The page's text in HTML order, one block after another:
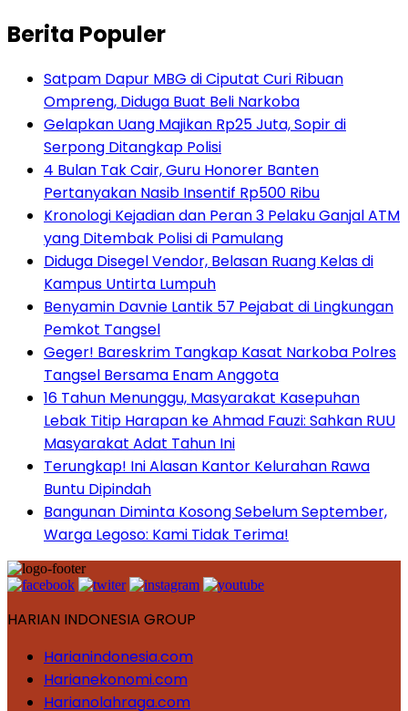
Berita Populer
Satpam Dapur MBG di Ciputat Curi Ribuan
Ompreng, Diduga Buat Beli Narkoba
Gelapkan Uang Majikan Rp25 Juta, Sopir di
Serpong Ditangkap Polisi
4 Bulan Tak Cair, Guru Honorer Banten
Pertanyakan Nasib Insentif Rp500 Ribu
Kronologi Kejadian dan Peran 3 Pelaku Ganjal ATM
yang Ditembak Polisi di Pamulang
Diduga Disegel Vendor, Belasan Ruang Kelas di
Kampus Untirta Lumpuh
Benyamin Davnie Lantik 57 Pejabat di Lingkungan
Pemkot Tangsel
Geger! Bareskrim Tangkap Kasat Narkoba Polres
Tangsel Bersama Enam Anggota
16 Tahun Menunggu, Masyarakat Kasepuhan
Lebak Titip Harapan ke Ahmad Fauzi: Sahkan RUU
Masyarakat Adat Tahun Ini
Terungkap! Ini Alasan Kantor Kelurahan Rawa
Buntu Dipindah
Bangunan Diminta Kosong Sebelum September,
Warga Legoso: Kami Tidak Terima!
HARIAN INDONESIA GROUP
Harianindonesia.com
Harianekonomi.com
Harianolahraga.com